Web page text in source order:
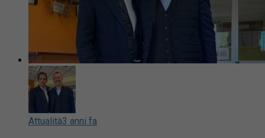
Attualità3 anni fa